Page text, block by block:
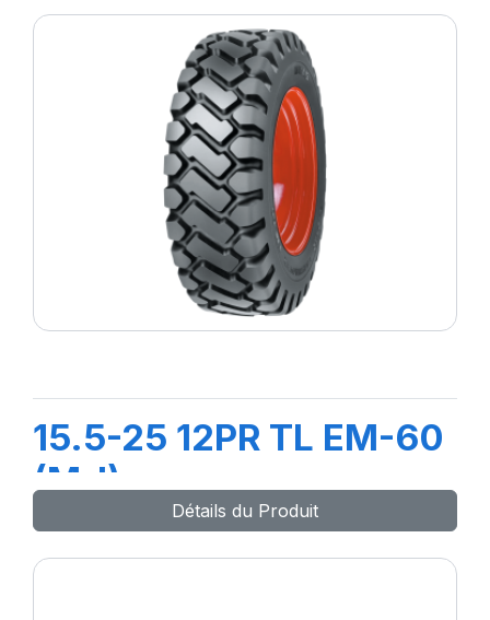
15.5-25 12PR TL EM-60
(M-I)
Détails du Produit